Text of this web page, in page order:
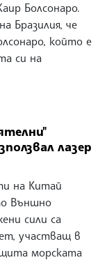
Болсонаро.
Бразилия, че
който е
си на
лазер
на Китай
Външно
сили са
участващ в
морската